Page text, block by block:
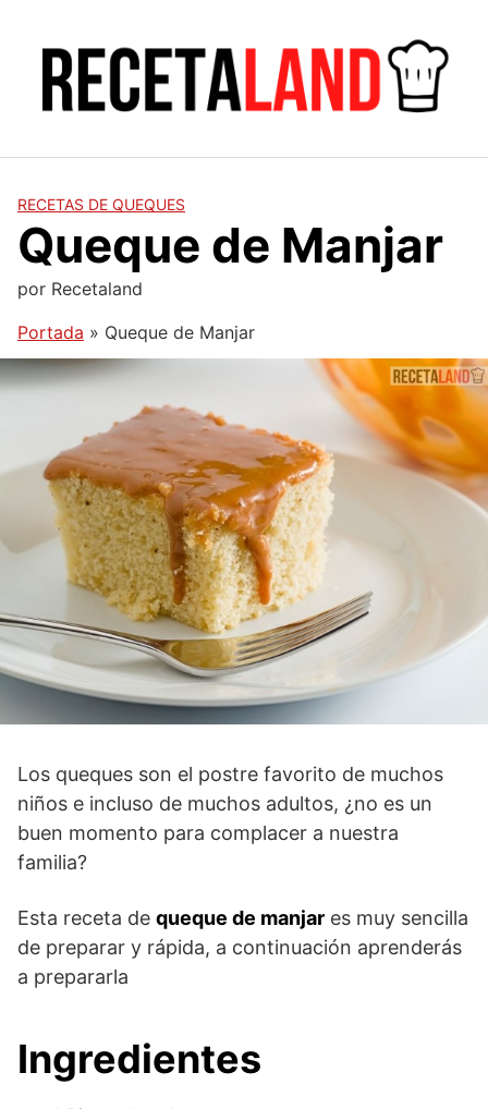
contenido
RECETAS DE QUEQUES
Queque de Manjar
por Recetaland
Portada » Queque de Manjar
Los queques son el postre favorito de muchos
niños e incluso de muchos adultos, ¿no es un
buen momento para complacer a nuestra
familia?
Esta receta de queque de manjar es muy sencilla
de preparar y rápida, a continuación aprenderás
a prepararla
Ingredientes